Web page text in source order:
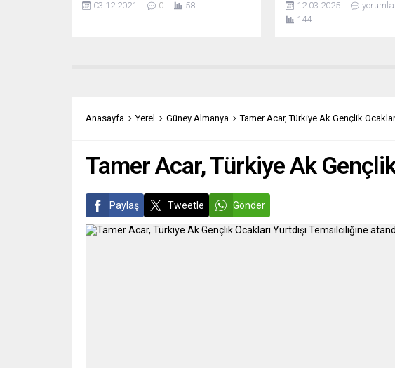
(Covid-19) vakalarının yarısından
belirtilen Omicron varyantının
03.12.2021 0 58
çerçevede,
askıya aldığı askeri
12.03.2025
144
Anasayfa Yerel Güney Almanya Tamer Acar, Türkiye Ak Gençlik
Tamer Acar, Türkiye Ak
Paylaş Tweetle Gönder